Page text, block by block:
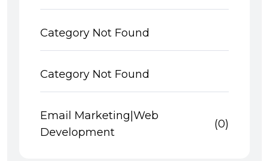
Category Not Found
Category Not Found
Email Marketing|Web
Development
(0)